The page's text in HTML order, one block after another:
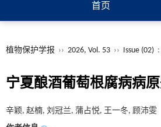
首页
植物保护学报 ›› 2026, Vol. 53 ›› Issue (02)
宁夏酿酒葡萄根腐病病
辛颖, 赵楠, 刘冠兰, 蒲占悦, 王一冬, 顾沛雯